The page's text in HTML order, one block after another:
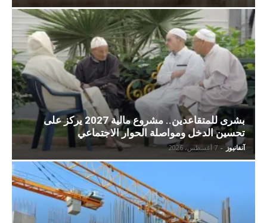
بشرى للمتقاعدين.. مشروع مالية 2027 يركز على
تحسين الدخل ومواصلة الحوار الاجتماعي
آنفانيوز - 7 أغسطس، 2026